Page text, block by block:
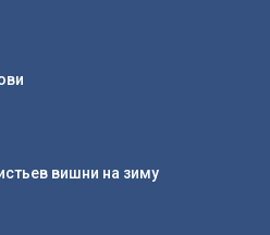
вишни на зиму